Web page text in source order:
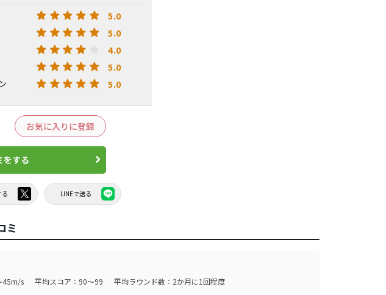
5.0
5.0
4.0
5.0
5.0
お気に入りに登録
をする
LINEで送る
ミ
45m/s 平均スコア：90～99
平均ラウンド数：2か月に1回程度